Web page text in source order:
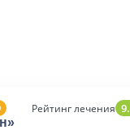
Рейтинг лечения